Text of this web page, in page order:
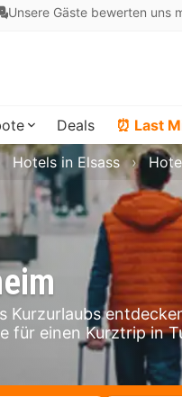
Unsere Gäste bewerten uns
Deals ⏰ Last
für einen Kurztrip in
Hotels in Elsass